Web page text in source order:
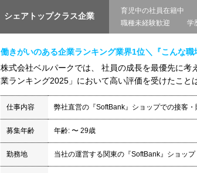
シェアトップクラス企業
育児中の社員在籍中
職種未経験歓迎
学
働きがいのある企業ランキング業界1位＼『こんな
株式会社ベルパークでは、 社員の成長を最優先に
業ランキング2025」において高い評価を受けたこ
仕事内容 弊社直営の『SoftBank』ショップでの接客
募集年齢 年齢: 〜 29歳
勤務地 当社の運営する関東の『SoftBank』ショッ